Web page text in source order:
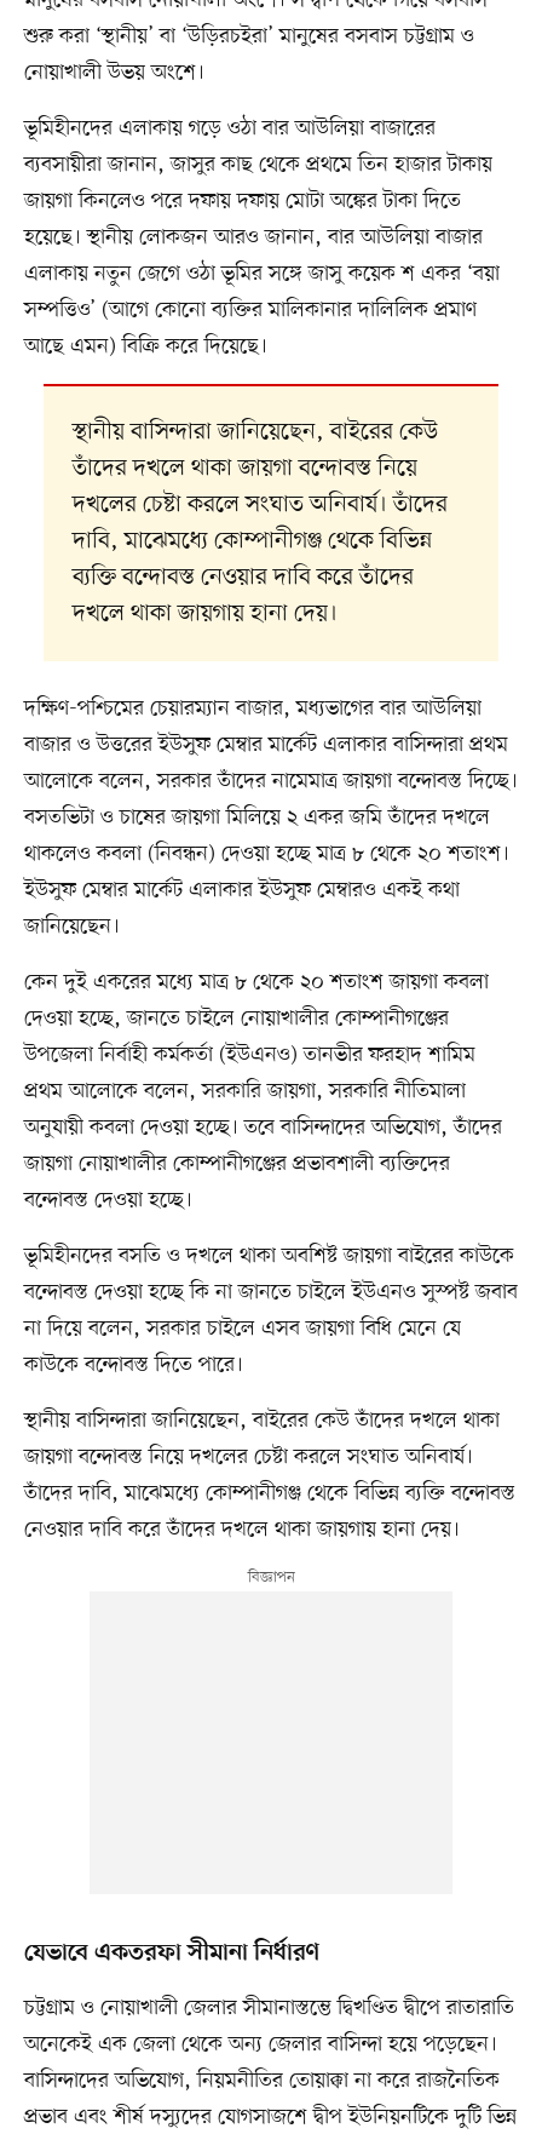
শুরু করা ‘স্থানীয়’ বা ‘উড়িরচইরা’ মানুষের বসবাস চট্টগ্রাম ও
নোয়াখালী উভয় অংশে।
ভূমিহীনদের এলাকায় গড়ে ওঠা বার আউলিয়া বাজারের
ব্যবসায়ীরা জানান, জাসুর কাছ থেকে প্রথমে তিন হাজার টাকায়
জায়গা কিনলেও পরে দফায় দফায় মোটা অঙ্কের টাকা দিতে
হয়েছে। স্থানীয় লোকজন আরও জানান, বার আউলিয়া বাজার
এলাকায় নতুন জেগে ওঠা ভূমির সঙ্গে জাসু কয়েক শ একর ‘বয়া
সম্পত্তিও’ (আগে কোনো ব্যক্তির মালিকানার দালিলিক প্রমাণ
আছে এমন) বিক্রি করে দিয়েছে।
স্থানীয় বাসিন্দারা জানিয়েছেন, বাইরের কেউ
তাঁদের দখলে থাকা জায়গা বন্দোবস্ত নিয়ে
দখলের চেষ্টা করলে সংঘাত অনিবার্য। তাঁদের
দাবি, মাঝেমধ্যে কোম্পানীগঞ্জ থেকে বিভিন্ন
ব্যক্তি বন্দোবস্ত নেওয়ার দাবি করে তাঁদের
দখলে থাকা জায়গায় হানা দেয়।
দক্ষিণ-পশ্চিমের চেয়ারম্যান বাজার, মধ্যভাগের বার আউলিয়া
বাজার ও উত্তরের ইউসুফ মেম্বার মার্কেট এলাকার বাসিন্দারা প্রথম
আলোকে বলেন, সরকার তাঁদের নামেমাত্র জায়গা বন্দোবস্ত দিচ্ছে।
বসতভিটা ও চাষের জায়গা মিলিয়ে ২ একর জমি তাঁদের দখলে
থাকলেও কবলা (নিবন্ধন) দেওয়া হচ্ছে মাত্র ৮ থেকে ২০ শতাংশ।
ইউসুফ মেম্বার মার্কেট এলাকার ইউসুফ মেম্বারও একই কথা
জানিয়েছেন।
কেন দুই একরের মধ্যে মাত্র ৮ থেকে ২০ শতাংশ জায়গা কবলা
দেওয়া হচ্ছে, জানতে চাইলে নোয়াখালীর কোম্পানীগঞ্জের
উপজেলা নির্বাহী কর্মকর্তা (ইউএনও) তানভীর ফরহাদ শামিম
প্রথম আলোকে বলেন, সরকারি জায়গা, সরকারি নীতিমালা
অনুযায়ী কবলা দেওয়া হচ্ছে। তবে বাসিন্দাদের অভিযোগ, তাঁদের
জায়গা নোয়াখালীর কোম্পানীগঞ্জের প্রভাবশালী ব্যক্তিদের
বন্দোবস্ত দেওয়া হচ্ছে।
ভূমিহীনদের বসতি ও দখলে থাকা অবশিষ্ট জায়গা বাইরের কাউকে
বন্দোবস্ত দেওয়া হচ্ছে কি না জানতে চাইলে ইউএনও সুস্পষ্ট জবাব
না দিয়ে বলেন, সরকার চাইলে এসব জায়গা বিধি মেনে যে
কাউকে বন্দোবস্ত দিতে পারে।
স্থানীয় বাসিন্দারা জানিয়েছেন, বাইরের কেউ তাঁদের দখলে থাকা
জায়গা বন্দোবস্ত নিয়ে দখলের চেষ্টা করলে সংঘাত অনিবার্য।
তাঁদের দাবি, মাঝেমধ্যে কোম্পানীগঞ্জ থেকে বিভিন্ন ব্যক্তি বন্দোবস্ত
নেওয়ার দাবি করে তাঁদের দখলে থাকা জায়গায় হানা দেয়।
যেভাবে একতরফা সীমানা নির্ধারণ
চট্টগ্রাম ও নোয়াখালী জেলার সীমানাস্তম্ভে দ্বিখণ্ডিত দ্বীপে রাতারাতি
অনেকেই এক জেলা থেকে অন্য জেলার বাসিন্দা হয়ে পড়েছেন।
বাসিন্দাদের অভিযোগ, নিয়মনীতির তোয়াক্কা না করে রাজনৈতিক
প্রভাব এবং শীর্ষ দস্যুদের যোগসাজশে দ্বীপ ইউনিয়নটিকে দুটি ভিন্ন